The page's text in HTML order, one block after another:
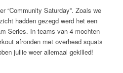
“Community Saturday”. Zoals we
hadden gezegd werd het een
Series. In teams van 4 mochten
afronden met overhead squats
jullie weer allemaal gekilled!